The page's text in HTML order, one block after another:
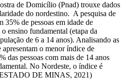
de Domicílio (Pnad) trouxe dados
do nordestino. A pesquisa de
de pessoas em idade de
ensino fundamental (etapa da
de 6 a 14 anos). Analisando as
o menor índice de
das pessoas com mais de 14 anos
No Nordeste, o índice é
DE MINAS, 2021)